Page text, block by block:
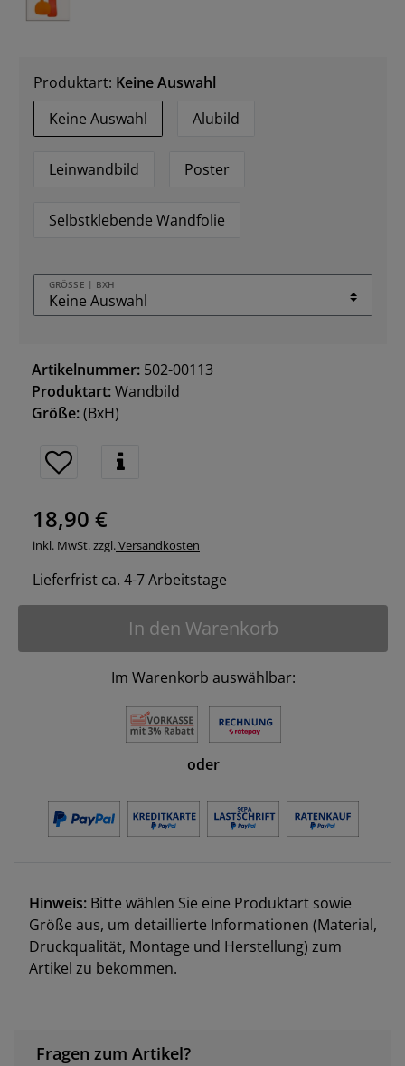
Produktart: Keine Auswahl
Keine Auswahl
Alubild
Leinwandbild Poster
Selbstklebende Wandfolie
GRÖSSE | BXH
Artikelnummer: 502-00113
Produktart:Wandbild
Größe:(BxH)
18,90 €
inkl. MwSt. zzgl.Versandkosten
Lieferfrist ca. 4-7 Arbeitstage
In den Warenkorb
Im Warenkorb auswählbar:
oder
Hinweis: Bitte wählen Sie eine Produktart sowie
Größe aus, um detaillierte Informationen (Material,
Druckqualität, Montage und Herstellung) zum
Artikel zu bekommen.
Fragen zum Artikel?